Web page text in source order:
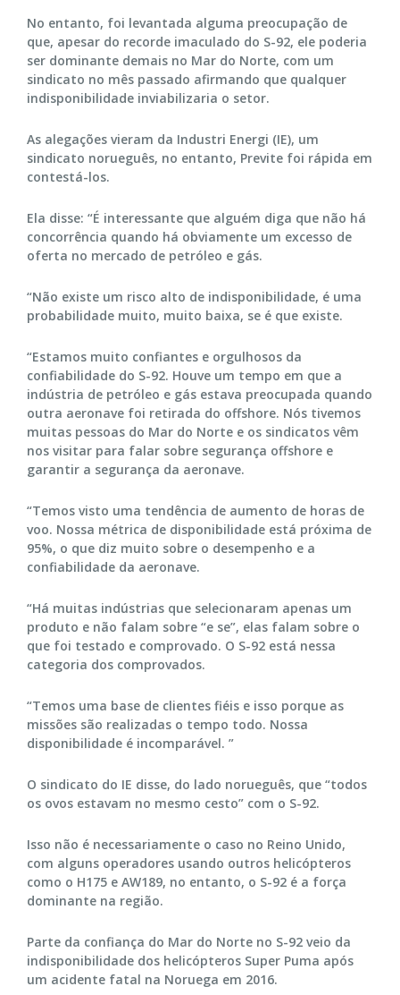
No entanto, foi levantada alguma preocupação de
que, apesar do recorde imaculado do S-92, ele poderia
ser dominante demais no Mar do Norte, com um
sindicato no mês passado afirmando que qualquer
indisponibilidade inviabilizaria o setor.
As alegações vieram da Industri Energi (IE), um
sindicato norueguês, no entanto, Previte foi rápida em
contestá-los.
Ela disse: “É interessante que alguém diga que não há
concorrência quando há obviamente um excesso de
oferta no mercado de petróleo e gás.
“Não existe um risco alto de indisponibilidade, é uma
probabilidade muito, muito baixa, se é que existe.
“Estamos muito confiantes e orgulhosos da
confiabilidade do S-92. Houve um tempo em que a
indústria de petróleo e gás estava preocupada quando
outra aeronave foi retirada do offshore. Nós tivemos
muitas pessoas do Mar do Norte e os sindicatos vêm
nos visitar para falar sobre segurança offshore e
garantir a segurança da aeronave.
“Temos visto uma tendência de aumento de horas de
voo. Nossa métrica de disponibilidade está próxima de
95%, o que diz muito sobre o desempenho e a
confiabilidade da aeronave.
“Há muitas indústrias que selecionaram apenas um
produto e não falam sobre “e se”, elas falam sobre o
que foi testado e comprovado. O S-92 está nessa
categoria dos comprovados.
“Temos uma base de clientes fiéis e isso porque as
missões são realizadas o tempo todo. Nossa
disponibilidade é incomparável. ”
O sindicato do IE disse, do lado norueguês, que “todos
os ovos estavam no mesmo cesto” com o S-92.
Isso não é necessariamente o caso no Reino Unido,
com alguns operadores usando outros helicópteros
como o H175 e AW189, no entanto, o S-92 é a força
dominante na região.
Parte da confiança do Mar do Norte no S-92 veio da
indisponibilidade dos helicópteros Super Puma após
um acidente fatal na Noruega em 2016.